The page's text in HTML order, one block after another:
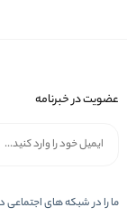
عضویت در خبرنامه
ما را در شبکه های اجتماعی